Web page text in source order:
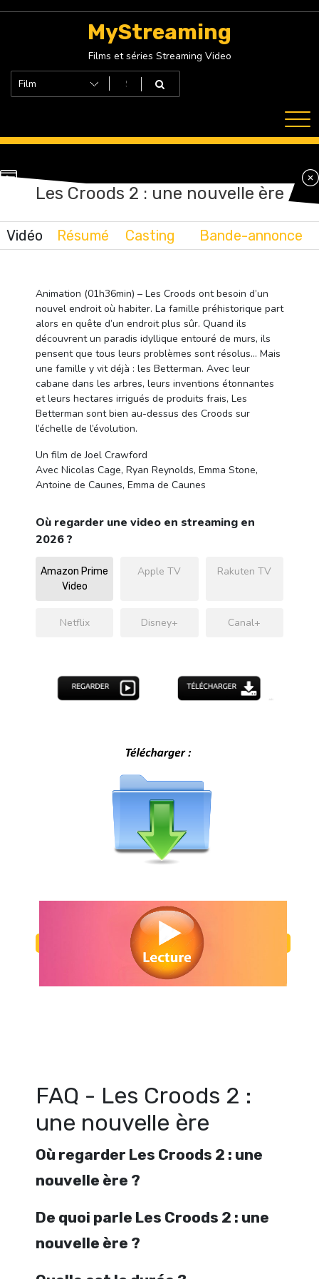
MyStreaming
Films et séries Streaming Video
Les Croods 2 : une nouvelle ère
Vidéo Résumé Casting Bande-annonce
Animation (01h36min) – Les Croods ont besoin d’un
nouvel endroit où habiter. La famille préhistorique part
alors en quête d’un endroit plus sûr. Quand ils
découvrent un paradis idyllique entouré de murs, ils
pensent que tous leurs problèmes sont résolus… Mais
une famille y vit déjà : les Betterman. Avec leur
cabane dans les arbres, leurs inventions étonnantes
et leurs hectares irrigués de produits frais, Les
Betterman sont bien au-dessus des Croods sur
l’échelle de l’évolution.
Un film de Joel Crawford
Avec Nicolas Cage, Ryan Reynolds, Emma Stone,
Antoine de Caunes, Emma de Caunes
Où regarder une video en streaming en
2026 ?
Amazon Prime
Video
Apple TV Rakuten TV
Netflix Disney+ Canal+
FAQ - Les Croods 2 :
une nouvelle ère
Où regarder Les Croods 2 : une
nouvelle ère ?
De quoi parle Les Croods 2 : une
nouvelle ère ?